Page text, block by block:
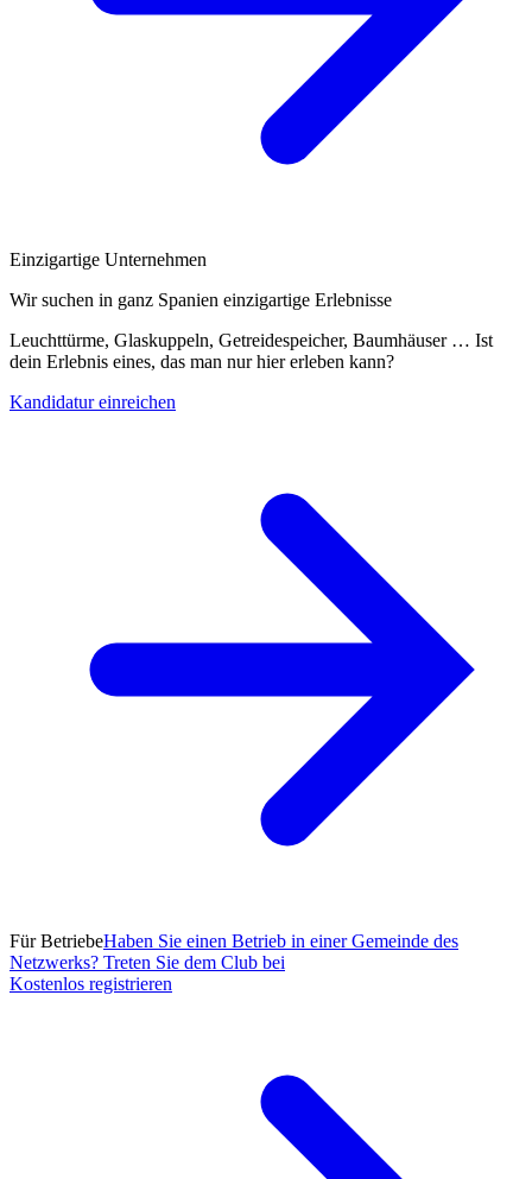
Einzigartige Unternehmen
Wir suchen in ganz Spanien einzigartige Erlebnisse
Leuchttürme, Glaskuppeln, Getreidespeicher, Baumhäuser … Ist
dein Erlebnis eines, das man nur hier erleben kann?
Kandidatur einreichen
Für BetriebeHaben Sie einen Betrieb in einer Gemeinde des
Netzwerks? Treten Sie dem Club bei
Kostenlos registrieren